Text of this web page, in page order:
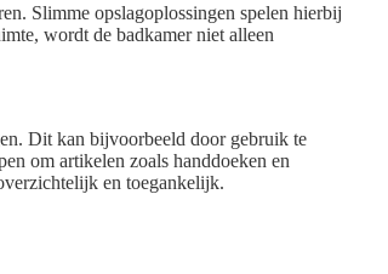
Slimme opslagoplossingen spelen hierbij
wordt de badkamer niet alleen
Dit kan bijvoorbeeld door gebruik te
om artikelen zoals handdoeken en
en toegankelijk.